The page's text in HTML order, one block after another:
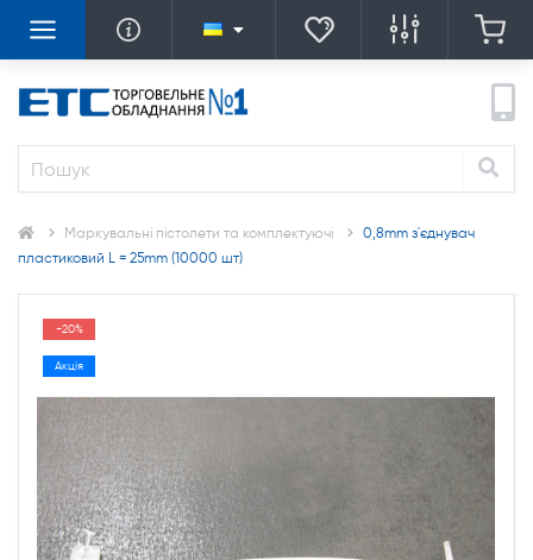
Маркувальні пістолети та комплектуючі
0,8mm з'єднувач
пластиковий L = 25mm (10000 шт)
-20%
Акція